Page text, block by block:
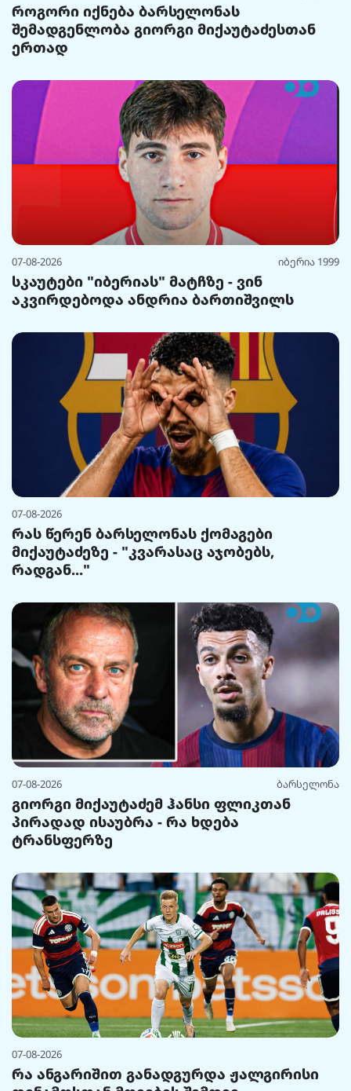
როგორი იქნება ბარსელონას
შემადგენლობა გიორგი მიქაუტაძესთან
ერთად
07-08-2026 იბერია 1999
სკაუტები "იბერიას" მატჩზე - ვინ
აკვირდებოდა ანდრია ბართიშვილს
07-08-2026
რას წერენ ბარსელონას ქომაგები
მიქაუტაძეზე - "კვარასაც აჯობებს,
რადგან..."
07-08-2026 ბარსელონა
გიორგი მიქაუტაძემ ჰანსი ფლიკთან
პირადად ისაუბრა - რა ხდება
ტრანსფერზე
07-08-2026
რა ანგარიშით განადგურდა ჟალგირისი